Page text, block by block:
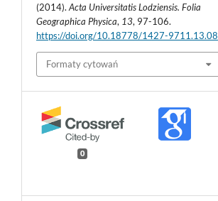
(2014).Acta Universitatis Lodziensis. Folia
Geographica Physica, 13, 97-106.
https://doi.org/10.18778/1427-9711.13.08
Formaty cytowań
0